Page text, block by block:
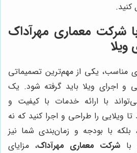
کنید.
شرکت معماری مهرآداک
مناسب، یکی از مهم‌ترین تصمیماتی
و اجرای ویلا باید گرفته شود. یک
با ارائه خدمات با کیفیت و
ویلایی را طراحی و اجرا کنید که نه
بلکه با بودجه و زمان‌بندی شما نیز
شرکت معماری مهرآداک، مزایای